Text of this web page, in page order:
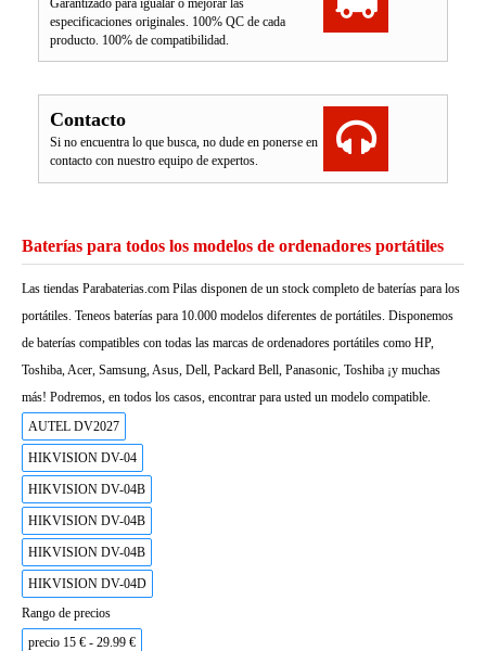
Garantizado para igualar o mejorar las
especificaciones originales. 100% QC de cada
producto. 100% de compatibilidad.
Contacto
Si no encuentra lo que busca, no dude en ponerse en
contacto con nuestro equipo de expertos.
Baterías para todos los modelos de ordenadores portátiles
Las tiendas Parabaterias.com Pilas disponen de un stock completo de baterías para los
portátiles. Teneos baterías para 10.000 modelos diferentes de portátiles. Disponemos
de baterías compatibles con todas las marcas de ordenadores portátiles como HP,
Toshiba, Acer, Samsung, Asus, Dell, Packard Bell, Panasonic, Toshiba ¡y muchas
más! Podremos, en todos los casos, encontrar para usted un modelo compatible.
AUTEL DV2027
HIKVISION DV-04
HIKVISION DV-04B
HIKVISION DV-04B
HIKVISION DV-04B
HIKVISION DV-04D
Rango de precios
precio 15 € - 29.99 €